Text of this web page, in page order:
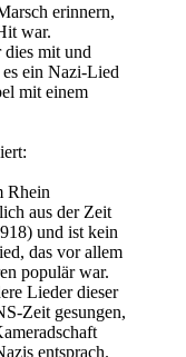
erinnern,
war.
dies mit und
ein Nazi-Lied
mit einem
Rhein
aus der Zeit
und ist kein
das vor allem
populär war.
Lieder dieser
Zeit gesungen,
entsprach.